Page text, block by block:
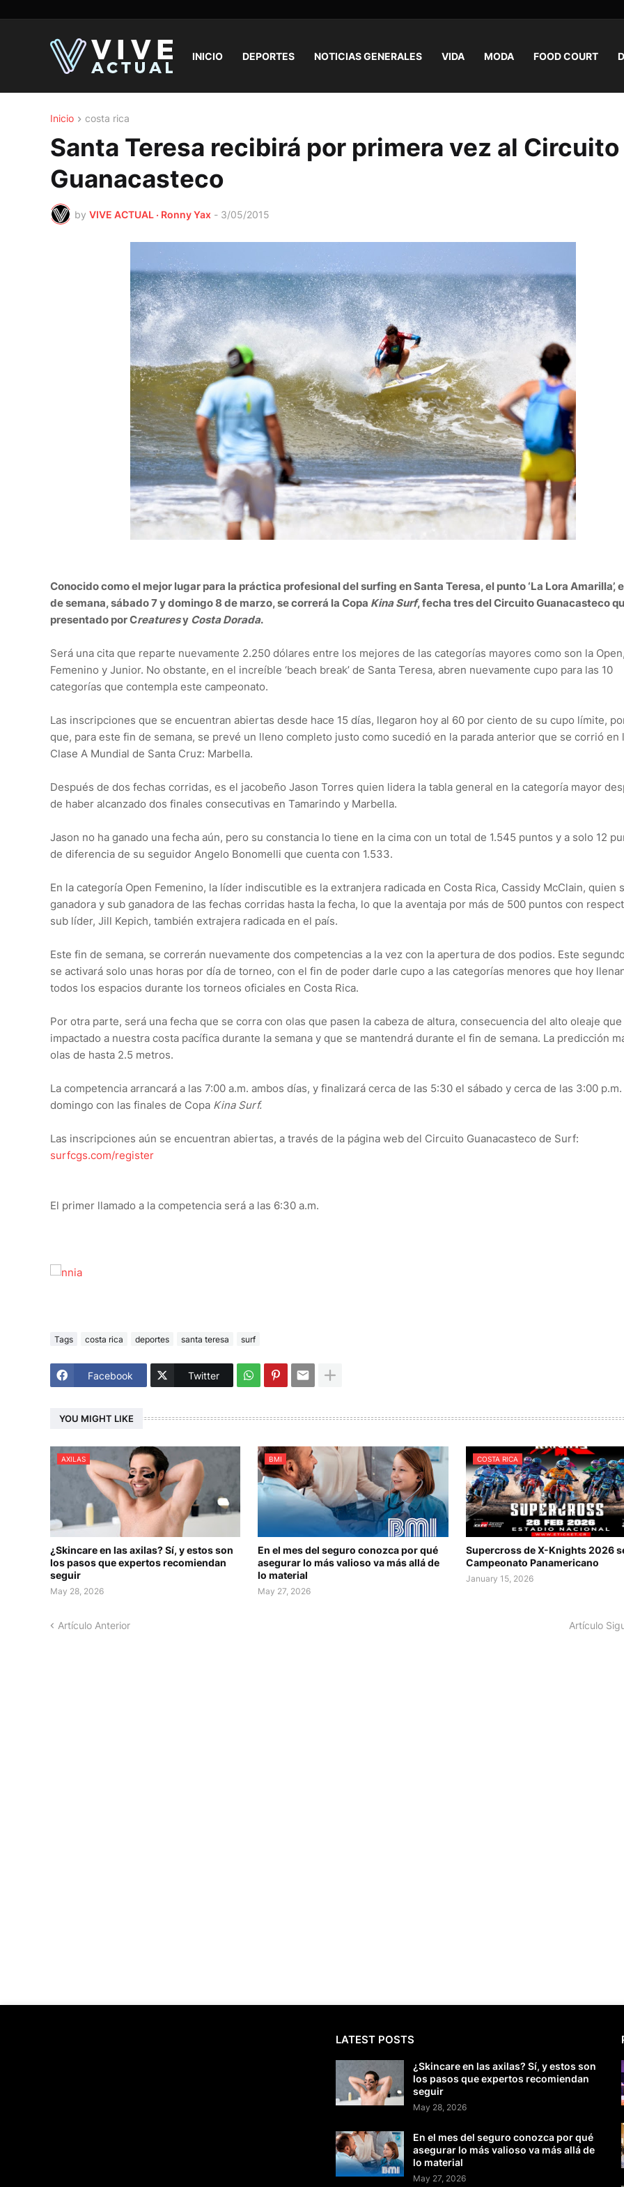
INICIO DEPORTES NOTICIAS GENERALES VIDA MODA FOOD COURT
Inicio costa rica
Santa Teresa recibirá por primera vez al Circuito
Guanacasteco
by VIVE ACTUAL · Ronny Yax - 3/05/2015
Conocido como el mejor lugar para la práctica profesional del surfing en Santa Teresa, el punto ‘La Lora Amarilla’,
de semana, sábado 7 y domingo 8 de marzo, se correrá la Copa Kina Surf, fecha tres del Circuito Guanacasteco
presentado por Creaturesy Costa Dorada.
Será una cita que reparte nuevamente 2.250 dólares entre los mejores de las categorías mayores como son la
Femenino y Junior. No obstante, en el increíble ‘beach break’ de Santa Teresa, abren nuevamente cupo para las 10
categorías que contempla este campeonato.
Las inscripciones que se encuentran abiertas desde hace 15 días, llegaron hoy al 60 por ciento de su cupo límite,
que, para este fin de semana, se prevé un lleno completo justo como sucedió en la parada anterior que se corrió en
Clase A Mundial de Santa Cruz: Marbella.
Después de dos fechas corridas, es el jacobeño Jason Torres quien lidera la tabla general en la categoría mayor
de haber alcanzado dos finales consecutivas en Tamarindo y Marbella.
Jason no ha ganado una fecha aún, pero su constancia lo tiene en la cima con un total de 1.545 puntos y a solo 12
de diferencia de su seguidor Angelo Bonomelli que cuenta con 1.533.
En la categoría Open Femenino, la líder indiscutible es la extranjera radicada en Costa Rica, Cassidy McClain, quien
ganadora y sub ganadora de las fechas corridas hasta la fecha, lo que la aventaja por más de 500 puntos con
sub líder, Jill Kepich, también extrajera radicada en el país.
Este fin de semana, se correrán nuevamente dos competencias a la vez con la apertura de dos podios. Este
se activará solo unas horas por día de torneo, con el fin de poder darle cupo a las categorías menores que hoy
todos los espacios durante los torneos oficiales en Costa Rica.
Por otra parte, será una fecha que se corra con olas que pasen la cabeza de altura, consecuencia del alto oleaje que
impactado a nuestra costa pacífica durante la semana y que se mantendrá durante el fin de semana. La predicción
olas de hasta 2.5 metros.
La competencia arrancará a las 7:00 a.m. ambos días, y finalizará cerca de las 5:30 el sábado y cerca de las 3:00
domingo con las finales de Copa Kina Surf.
Las inscripciones aún se encuentran abiertas, a través de la página web del Circuito Guanacasteco de Surf:
surfcgs.com/register
El primer llamado a la competencia será a las 6:30 a.m.
Tags costa rica deportes santa teresa surf
Facebook Twitter
YOU MIGHT LIKE
AXILAS
¿Skincare en las axilas? Sí, y estos son
los pasos que expertos recomiendan
seguir
May 28, 2026
BMI
En el mes del seguro conozca por qué
asegurar lo más valioso va más allá de
lo material
May 27, 2026
COSTA RICA
Supercross de X-Knights 2026
Campeonato Panamericano
January 15, 2026
Artículo Anterior Artículo
LATEST POSTS
¿Skincare en las axilas? Sí, y estos son
los pasos que expertos recomiendan
seguir
May 28, 2026
En el mes del seguro conozca por qué
asegurar lo más valioso va más allá de
lo material
May 27, 2026